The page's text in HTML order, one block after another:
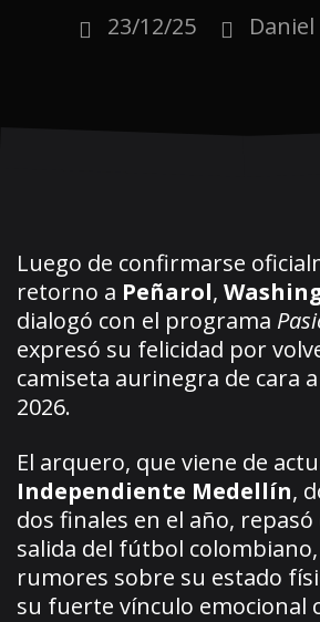
23/12/25 Daniel
Luego de confirmarse
retorno a Peñarol,
dialogó con el programa
expresó su felicidad por
camiseta aurinegra de cara
2026.
El arquero, que viene de
Independiente Medellín,
dos finales en el año, repasó
salida del fútbol
rumores sobre su estado
su fuerte vínculo emocional